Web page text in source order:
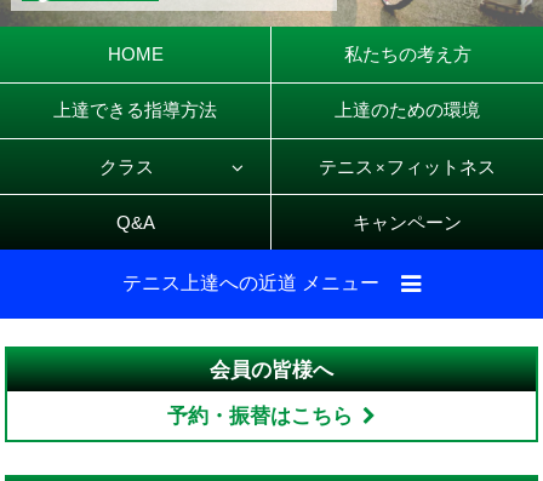
HOME 私たちの考え方
上達できる指導方法 上達のための環境
クラス テニス × フィットネス
Q&A キャンペーン
テニス上達への近道 メニュー
会員の皆様へ
予約・振替はこちら